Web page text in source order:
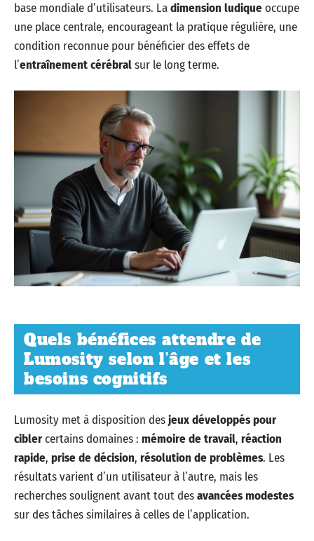
base mondiale d’utilisateurs. Ladimension ludiqueoccupe
une place centrale, encourageant la pratique régulière, une
condition reconnue pour bénéficier des effets de
l’entraînement cérébralsur le long terme.
Quels bénéfices attendre de
Lumosity selon l’âge et les
besoins cognitifs
Lumosity met à disposition desjeux développés pour
ciblercertains domaines : mémoire de travail, réaction
rapide, prise de décision, résolution de problèmes. Les
résultats varient d’un utilisateur à l’autre, mais les
recherches soulignent avant tout desavancées modestes
sur des tâches similaires à celles de l’application.